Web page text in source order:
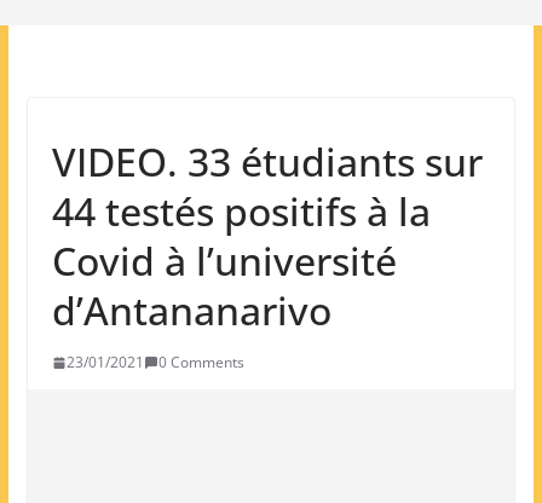
VIDEO. 33 étudiants sur
44 testés positifs à la
Covid à l’université
d’Antananarivo
23/01/2021 0 Comments